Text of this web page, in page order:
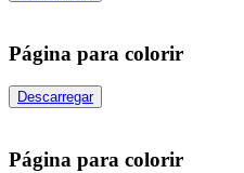
Página para colorir
Descarregar
Página para colorir